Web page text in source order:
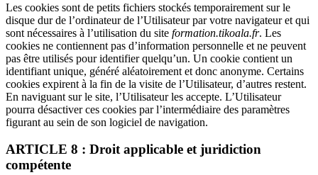
Les cookies sont de petits fichiers stockés temporairement sur le
disque dur de l’ordinateur de l’Utilisateur par votre navigateur et qui
sont nécessaires à l’utilisation du site formation.tikoala.fr. Les
cookies ne contiennent pas d’information personnelle et ne peuvent
pas être utilisés pour identifier quelqu’un. Un cookie contient un
identifiant unique, généré aléatoirement et donc anonyme. Certains
cookies expirent à la fin de la visite de l’Utilisateur, d’autres restent.
En naviguant sur le site, l’Utilisateur les accepte. L’Utilisateur
pourra désactiver ces cookies par l’intermédiaire des paramètres
figurant au sein de son logiciel de navigation.
ARTICLE 8 : Droit applicable et juridiction
compétente